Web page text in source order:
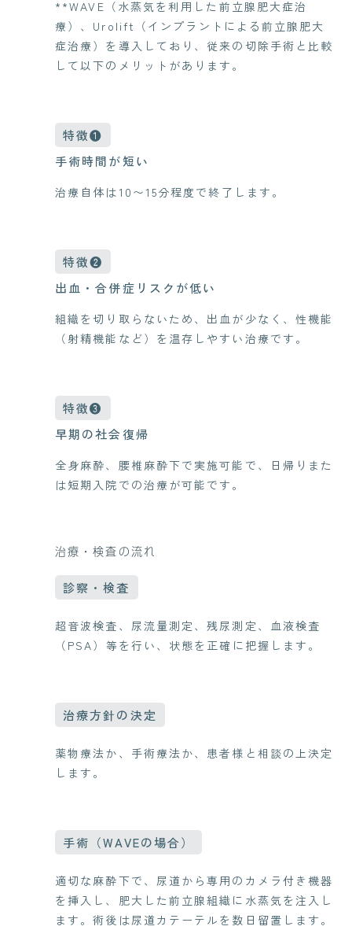
**WAVE（水蒸気を利用した前立腺肥大症治
療）、Urolift（インプラントによる前立腺肥大
症治療）を導入しており、従来の切除手術と比較
して以下のメリットがあります。
特徴❶
手術時間が短い
治療自体は10〜15分程度で終了します。
特徴❷
出血・合併症リスクが低い
組織を切り取らないため、出血が少なく、性機能
（射精機能など）を温存しやすい治療です。
特徴❸
早期の社会復帰
全身麻酔、腰椎麻酔下で実施可能で、日帰りまた
は短期入院での治療が可能です。
治療・検査の流れ
診察・検査
超音波検査、尿流量測定、残尿測定、血液検査
（PSA）等を行い、状態を正確に把握します。
治療方針の決定
薬物療法か、手術療法か、患者様と相談の上決定
します。
手術（WAVEの場合）
適切な麻酔下で、尿道から専用のカメラ付き機器
を挿入し、肥大した前立腺組織に水蒸気を注入し
ます。術後は尿道カテーテルを数日留置します。